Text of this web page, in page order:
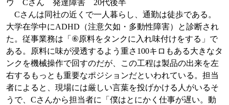
ウ Cさん 発達障害 20代後半
Cさんは同社の近くで一人暮らし、通勤は徒歩である。
大学在学中にADHD （注意欠如・多動性障害）と診断され
た。従事業務は「 ⑥原料をタンクに入れ味付けをする」で
ある。原料に味が浸透するよう重さ 100キロもある大きなタ
ンクを機械操作で回すのだが、この工程は製品の出来を左
右するもっとも重要なポジションだといわれている。担当
者によると、現場には厳しい言葉を投げかける人がいるそ
うで、 Cさんから担当者に「僕はとにかく仕事が遅い。動